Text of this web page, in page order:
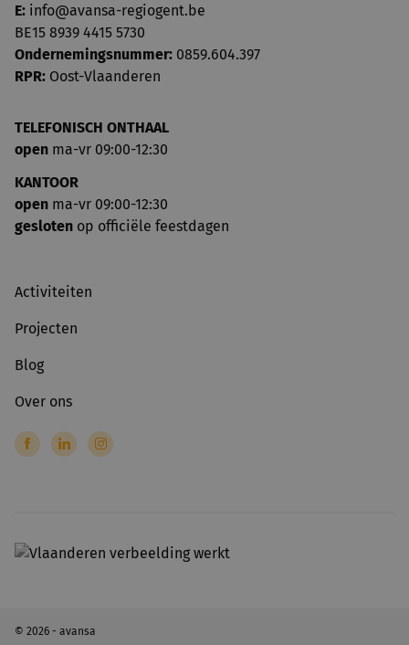
E: info@avansa-regiogent.be
BE15 8939 4415 5730
Ondernemingsnummer: 0859.604.397
RPR: Oost-Vlaanderen
TELEFONISCH ONTHAAL
open ma-vr 09:00-12:30
KANTOOR
open ma-vr 09:00-12:30
gesloten op officiële feestdagen
Activiteiten
Projecten
Blog
Over ons
© 2026 - avansa